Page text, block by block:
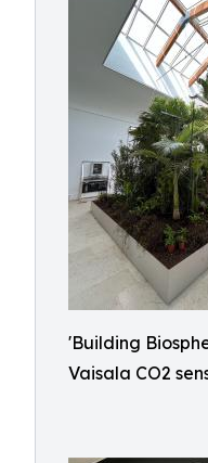
'Building
Vaisala CO2